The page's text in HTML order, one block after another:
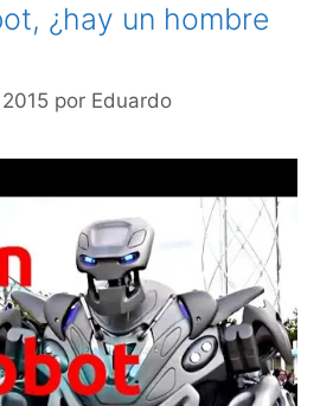
¿hay un hombre
por Eduardo